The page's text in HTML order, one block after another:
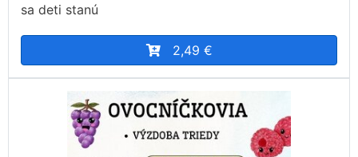
sa deti stanú
2,49 €